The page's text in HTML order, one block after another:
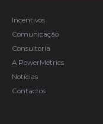
Incentivos
Comunicação
Consultoria
A PowerMetrics
Notícias
Contactos